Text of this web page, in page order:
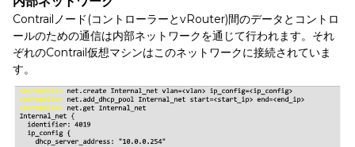
Contrailノード(コントローラーとvRouter)間のデータとコントロ
ールのための通信は内部ネットワークを通じて行われます。それ
ぞれのContrail仮想マシンはこのネットワークに接続されていま
す。